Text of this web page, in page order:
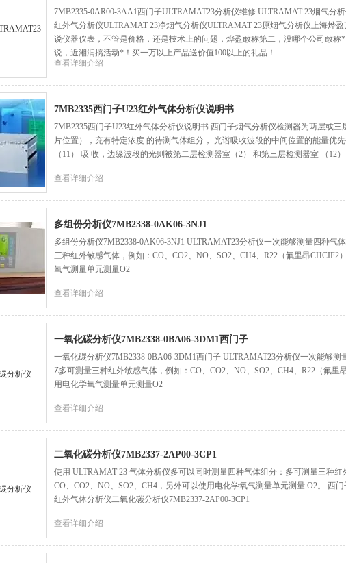
7MB2335-0AR00-3AA1西门子ULTRAMAT23分析仪维修 ULTRAMAT 23烟气分
红外气分析仪ULTRAMAT 23净烟气分析仪ULTRAMAT 23原烟气分析仪上海烨
说仪器仪表，不管是价格，还是技术上的问题，烨盈敢称第二，没哪个公司敢称
说，近湘润搞活动*！买一万以上产品送价值100以上的礼品！
查看详细介绍
7MB2335西门子U23红外气体分析仪说明书
7MB2335西门子U23红外气体分析仪说明书 西门子烟气分析仪检测器为两层或三
片位置），充有特定浓度 的待测气体组分， 光谱吸收波段的中间位置的能量优
（11） 吸 收，边缘波段的光则被第二层检测器室（2） 和第三层检测器室 （12）
查看详细介绍
多组份分析仪7MB2338-0AK06-3NJ1
多组份分析仪7MB2338-0AK06-3NJ1 ULTRAMAT23分析仪一次能够测量四种气
三种红外敏感气体，例如：CO、CO2、NO、SO2、CH4、R22（氟里昂CHCIF2
氧气测量单元测量O2
查看详细介绍
一氧化碳分析仪7MB2338-0BA06-3DM1西门子
一氧化碳分析仪7MB2338-0BA06-3DM1西门子 ULTRAMAT23分析仪一次能够测
Z多可测量三种红外敏感气体，例如：CO、CO2、NO、SO2、CH4、R22（氟里
用电化学氧气测量单元测量O2
查看详细介绍
二氧化碳分析仪7MB2337-2AP00-3CP1
使用 ULTRAMAT 23 气体分析仪多可以同时测量四种气体组分：多可测量三种红
CO、CO2、NO、SO2、CH4，另外可以使用电化学氧气测量单元测量 O2。 西
红外气体分析仪二氧化碳分析仪7MB2337-2AP00-3CP1
查看详细介绍